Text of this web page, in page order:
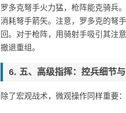
罗多克弩手火力猛，枪阵能克骑兵
消耗弩手箭矢。注意，罗多克的弩
回。对于枪阵，用骑射手吸引其注
撤退重组。
五、高级指挥：控兵细节
除了宏观战术，微观操作同样重要：